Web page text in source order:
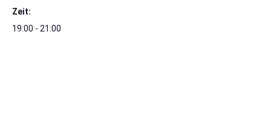
Zeit:
19:00 - 21:00